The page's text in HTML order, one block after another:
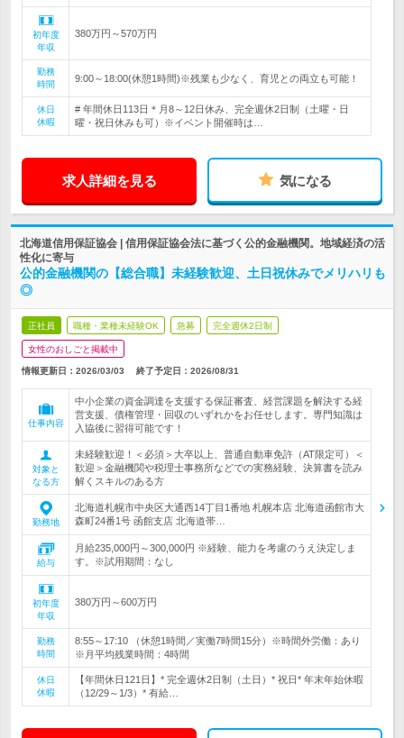
初年度
年収
380万円～570万円
勤務
時間
9:00～18:00(休憩1時間)※残業も少なく、育児との両立も可能！
休日
休暇
# 年間休日113日＊月8～12日休み、完全週休2日制（土曜・日
曜・祝日休みも可）※イベント開催時は…
求人詳細を見る 気になる
北海道信用保証協会 | 信用保証協会法に基づく公的金融機関。地域経済の活
性化に寄与
公的金融機関の【総合職】未経験歓迎、土日祝休みでメリハリも
◎
正社員 職種・業種未経験OK 急募 完全週休2日制
女性のおしごと掲載中
情報更新日：2026/03/03 終了予定日： 2026/08/31
仕事内容
中小企業の資金調達を支援する保証審査、経営課題を解決する経
営支援、債権管理・回収のいずれかをお任せします。専門知識は
入協後に習得可能です！
対象と
なる方
未経験歓迎！＜必須＞大卒以上、普通自動車免許（AT限定可）＜
歓迎＞金融機関や税理士事務所などでの実務経験、決算書を読み
解くスキルのある方
勤務地
北海道札幌市中央区大通西14丁目1番地 札幌本店 北海道函館市大
森町24番1号 函館支店 北海道帯…
給与
月給235,000円～300,000円 ※経験、能力を考慮のうえ決定しま
す。※試用期間：なし
初年度
年収
380万円～600万円
勤務
時間
8:55～17:10 （休憩1時間／実働7時間15分）※時間外労働：あり
※月平均残業時間：4時間
休日
休暇
【年間休日121日】* 完全週休2日制（土日）* 祝日* 年末年始休暇
（12/29～1/3）* 有給…